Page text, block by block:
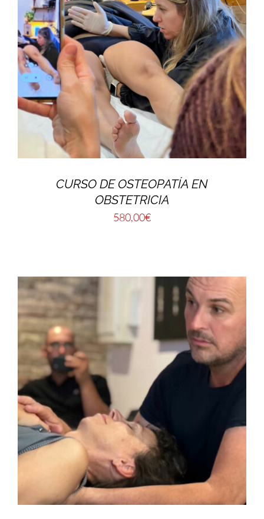
CURSO DE OSTEOPATÍA EN
OBSTETRICIA
580,00€